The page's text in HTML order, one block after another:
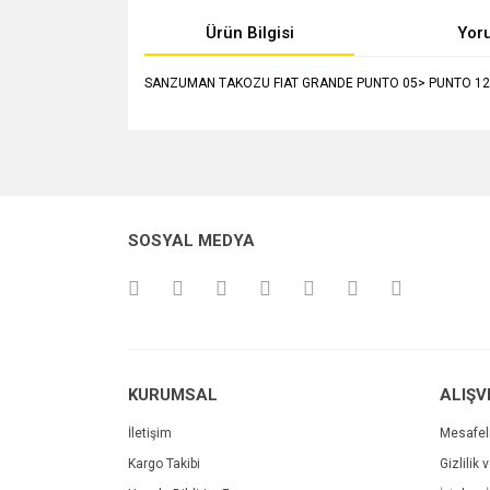
Ürün Bilgisi
SANZUMAN TAKOZU FIAT GRANDE PUNTO 05> PUNTO
Ürün açıklamasında eksik bilgiler bulunuyor.
SOSYAL MEDYA
KURUMSAL
İletişim
Kargo Takibi
Gizlilik